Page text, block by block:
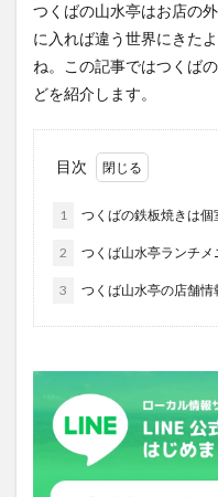
つくばの山水亭はお店の
に入れば違う世界にきた
ね。この記事ではつくば
どを紹介します。
目次
1 つくばの鉄板焼きは個
2 つくば山水亭ランチメ
3 つくば山水亭の店舗情